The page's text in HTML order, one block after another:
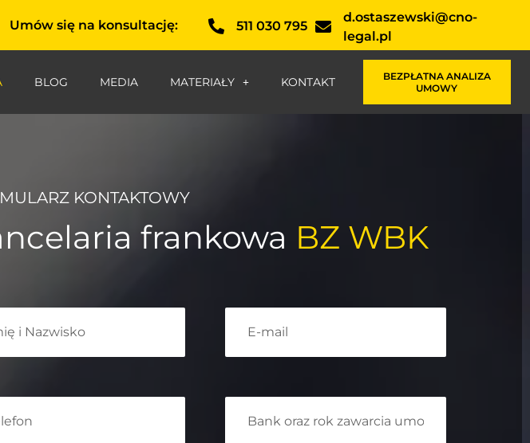
Umów się na konsultację: 511 030 795
d.ostaszewski@cno-
legal.pl
BLOG MEDIA MATERIAŁY KONTAKT
BEZPŁATNA ANALIZA
UMOWY
KONTAKTOWY
frankowa BZ WBK